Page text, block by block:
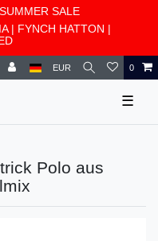
SALE
| FYNCH HATTON |
EUR 0
☰
Polo aus